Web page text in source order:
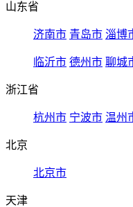
山东省
济南市 青岛市 淄博
临沂市 德州市 聊城
浙江省
杭州市 宁波市 温州
北京
北京市
天津